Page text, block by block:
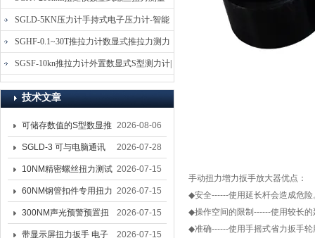
仪-螺栓扭力矩测试仪
SGLD-5KN压力计手持式电子压力计-智能
电子式压力测力计
SGHF-0.1~30T推拉力计数显式推拉力测力
计-数字拉压力双向测力仪
SGSF-10kn推拉力计外置数显式S型测力计|
手持连线式拉压力计
技术文章
可储存数值的S型数显推
拉力计 SGSF-100外置
式测力计
2026-08-06
SGLD-3 可与电脑通讯
的无线测力计 0.03-3T化
工行业用遥控式推拉力
计
2026-07-28
10NM精密螺丝扭力测试
专用扭矩扳手,产线质检
螺丝扭力专用扳手厂家
2026-07-15
60NM钢管扣件专用扭力
扳手 脚手架扭力检测扳
手 工地扣件扭矩扳手品
2026-07-15
300NM声光预警预置扭
力扳手 工业紧固专用数
2026-07-15
带显示屏扭力扳手 电子 2026-07-15
手动扭力增力扳手放大器优点：
◆安全------使用延长杆会造成危险
◆操作空间的限制 ------使用较长
◆准确------使用手摇式省力扳手